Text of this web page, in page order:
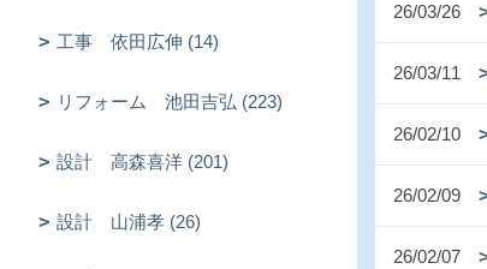
26/03/26
26/03/11
26/02/10
26/02/09
26/02/07
工事 依田広伸 (14)
リフォーム 池田吉弘 (223)
設計 高森喜洋 (201)
設計 山浦孝 (26)